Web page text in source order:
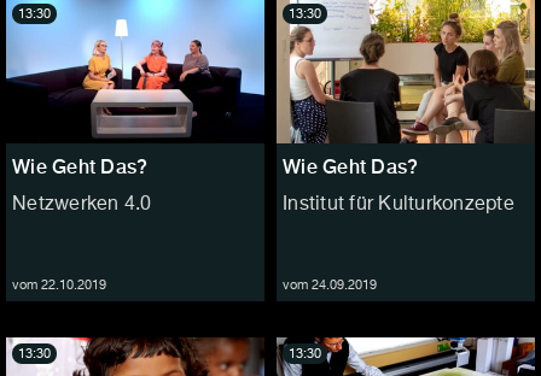
Wie Geht Das?
Netzwerken 4.0
vom 22.10.2019
13:30
Wie Geht Das?
Institut für Kulturkonzepte
vom 24.09.2019
13:30
13:30 13:30